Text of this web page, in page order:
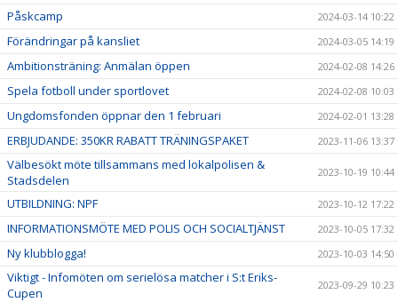
Påskcamp 2024-03-14 10:22
Förändringar på kansliet 2024-03-05 14:19
Ambitionsträning: Anmälan öppen 2024-02-08 14:26
Spela fotboll under sportlovet 2024-02-08 10:03
Ungdomsfonden öppnar den 1 februari 2024-02-01 13:28
ERBJUDANDE: 350KR RABATT TRÄNINGSPAKET 2023-11-06 13:37
Välbesökt möte tillsammans med lokalpolisen &
Stadsdelen
2023-10-19 10:44
UTBILDNING: NPF 2023-10-12 17:22
INFORMATIONSMÖTE MED POLIS OCH SOCIALTJÄNST 2023-10-05 17:32
Ny klubblogga! 2023-10-03 14:50
Viktigt - Infomöten om serielösa matcher i S:t Eriks-
Cupen
2023-09-29 10:23